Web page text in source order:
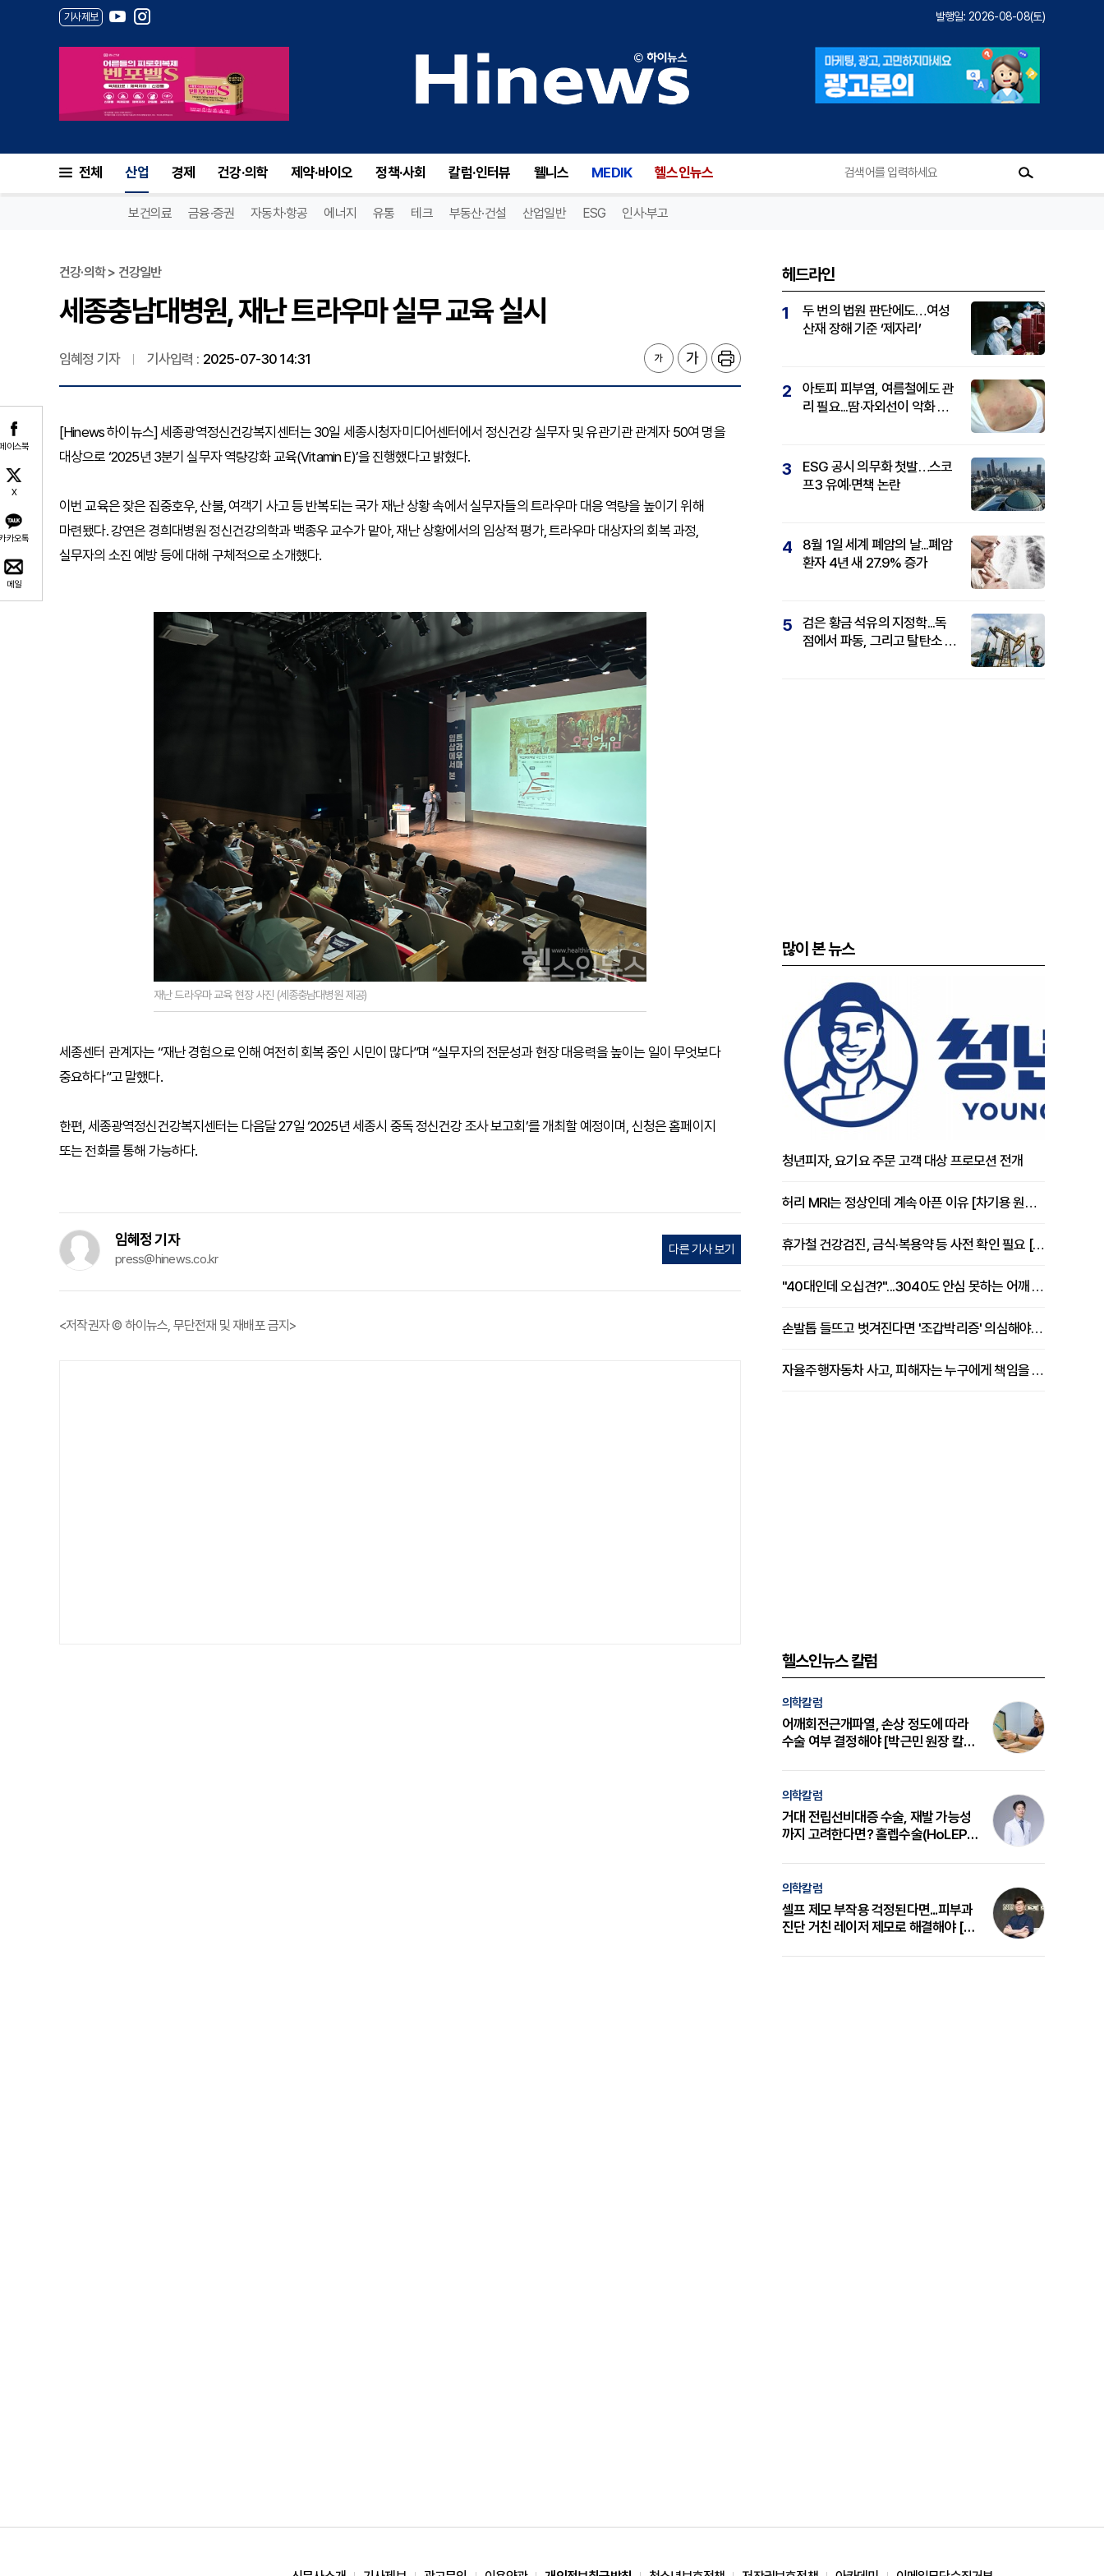
기사제보 발행일: 2026-08-08(토)
전체 산업 경제 건강·의학 제약·바이오 정책·사회 칼럼·인터뷰 웰니스 MEDIK 헬스인뉴스
보건의료 금융·증권 자동차·항공 에너지 유통 테크 부동산·건설 산업일반 ESG 인사·부고
이스북
X
카오톡
메일
건강·의학 > 건강일반
세종충남대병원, 재난 트라우마 실무 교육 실시
임혜정 기자 기사입력 : 2025-07-30 14:31
[Hinews 하이뉴스] 세종광역정신건강복지센터는 30일 세종시청자미디어센터에서 정신건강 실무자 및 유관기관 관계자 50여 명을
대상으로 ‘2025년 3분기 실무자 역량강화 교육(Vitamin E)’을 진행했다고 밝혔다.
이번 교육은 잦은 집중호우, 산불, 여객기 사고 등 반복되는 국가 재난 상황 속에서 실무자들의 트라우마 대응 역량을 높이기 위해
마련됐다. 강연은 경희대병원 정신건강의학과 백종우 교수가 맡아, 재난 상황에서의 임상적 평가, 트라우마 대상자의 회복 과정,
실무자의 소진 예방 등에 대해 구체적으로 소개했다.
재난 드라우마 교육 현장 사진 (세종충남대병원 제공)
세종센터 관계자는 “재난 경험으로 인해 여전히 회복 중인 시민이 많다”며 “실무자의 전문성과 현장 대응력을 높이는 일이 무엇보다
중요하다”고 말했다.
한편, 세종광역정신건강복지센터는 다음달 27일 ‘2025년 세종시 중독 정신건강 조사 보고회’를 개최할 예정이며, 신청은 홈페이지
또는 전화를 통해 가능하다.
임혜정 기자
press@hinews.co.kr
다른 기사 보기
<저작권자 © 하이뉴스, 무단전재 및 재배포 금지>
헤드라인
1
두 번의 법원 판단에도…여성
산재 장해 기준 ‘제자리’
2
아토피 피부염, 여름철에도 관
리 필요...땀·자외선이 악화 요
3
ESG 공시 의무화 첫발…스코
프3 유예·면책 논란
4
8월 1일 세계 폐암의 날...폐암
환자 4년 새 27.9% 증가
5
검은 황금 석유의 지정학...독
점에서 파동, 그리고 탈탄소 패
많이 본 뉴스
청년피자, 요기요 주문 고객 대상 프로모션 전개
허리 MRI는 정상인데 계속 아픈 이유 [차기용 원장 칼럼]
휴가철 건강검진, 금식·복용약 등 사전 확인 필요 [정도감 원장 칼럼]
"40대인데 오십견?"...3040도 안심 못하는 어깨 유착성 관절낭염
손발톱 들뜨고 벗겨진다면 '조갑박리증' 의심해야 [김철윤 원장 칼럼]
자율주행자동차 사고, 피해자는 누구에게 책임을 물을 수 있을까
헬스인뉴스 칼럼
의학칼럼
어깨회전근개파열, 손상 정도에 따라
수술 여부 결정해야 [박근민 원장 칼
의학칼럼
거대 전립선비대증 수술, 재발 가능성
까지 고려한다면? 홀렙수술(HoLEP)
의학칼럼
셀프 제모 부작용 걱정된다면...피부과
진단 거친 레이저 제모로 해결해야 [변